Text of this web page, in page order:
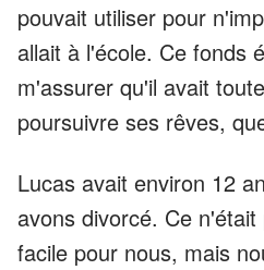
pouvait utiliser pour
allait à l'école. Ce fonds
m'assurer qu'il avait
poursuivre ses rêves,
Lucas avait environ 12
avons divorcé. Ce
facile pour nous, mais